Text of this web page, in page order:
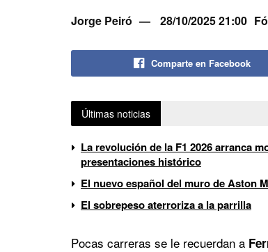
Jorge Peiró 28/10/2025 21:00
Comparte en Facebook
Últimas noticias
La revolución de la F1 2026 arranca
presentaciones histórico
El nuevo español del muro de Aston
El sobrepeso aterroriza a la parrilla
Pocas carreras se le recuerdan a